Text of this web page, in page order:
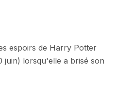
espoirs de Harry Potter
juin) lorsqu'elle a brisé son